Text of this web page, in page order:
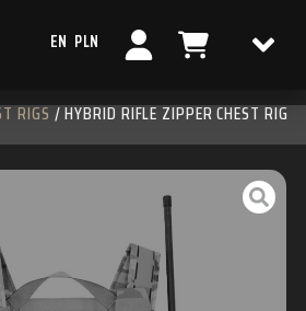
EN PLN
RIGS/ HYBRID RIFLE ZIPPER CHEST RIG